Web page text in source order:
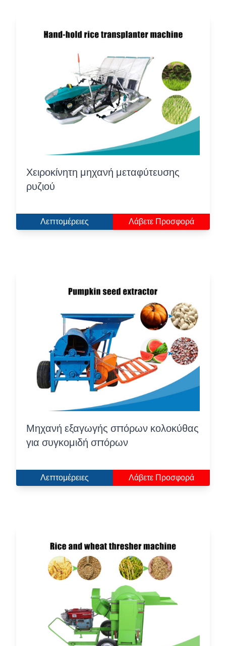
Χειροκίνητη μηχανή μεταφύτευσης
ρυζιού
Λεπτομέρειες Λάβετε Προσφορά
Μηχανή εξαγωγής σπόρων κολοκύθας
για συγκομιδή σπόρων
Λεπτομέρειες Λάβετε Προσφορά